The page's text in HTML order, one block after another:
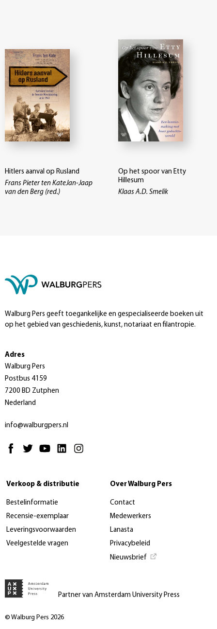
Hitlers aanval op Rusland
Frans Pieter ten KateJan-Jaap
van den Berg (red.)
Op het spoor van Etty
Hillesum
Klaas A.D. Smelik
Walburg Pers geeft toegankelijke en gespecialiseerde boeken uit
op het gebied van geschiedenis, kunst, notariaat en filantropie.
Adres
Walburg Pers
Postbus 4159
7200 BD Zutphen
Nederland
info@walburgpers.nl
Verkoop & distributie
Bestelinformatie
Recensie-exemplaar
Leveringsvoorwaarden
Veelgestelde vragen
Over Walburg Pers
Contact
Medewerkers
Lanasta
Privacybeleid
Nieuwsbrief
Partner van Amsterdam University Press
© Walburg Pers 2026